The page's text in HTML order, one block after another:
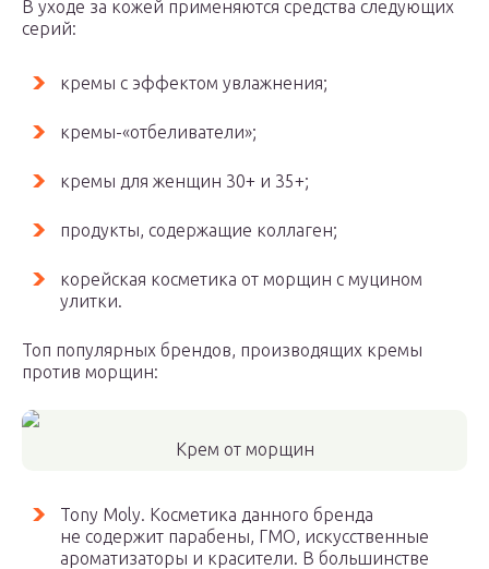
В уходе за кожей применяются средства следующих
серий:
кремы с эффектом увлажнения;
кремы-«отбеливатели»;
кремы для женщин 30+ и 35+;
продукты, содержащие коллаген;
корейская косметика от морщин с муцином
улитки.
Топ популярных брендов, производящих кремы
против морщин:
Крем от морщин
Tony Moly. Косметика данного бренда
не содержит парабены, ГМО, искусственные
ароматизаторы и красители. В большинстве